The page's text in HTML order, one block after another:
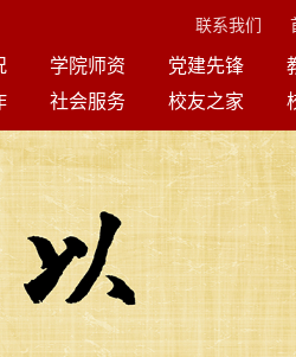
联系我们
学院师资 党建先锋
社会服务 校友之家